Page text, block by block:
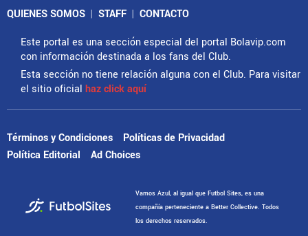
QUIENES SOMOS | STAFF | CONTACTO
Este portal es una sección especial del portal Bolavip.com
con información destinada a los fans del Club.
Esta sección no tiene relación alguna con el Club. Para visitar
el sitio oficial haz click aquí
Términos y Condiciones
Políticas de Privacidad
Política Editorial
Ad Choices
Vamos Azul, al igual que Futbol Sites, es una
compañía perteneciente a Better Collective. Todos
los derechos reservados.